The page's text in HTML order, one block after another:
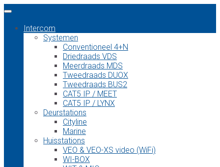
Intercom
Systemen
Conventioneel 4+N
Driedraads VDS
Meerdraads MDS
Tweedraads DUOX
Tweedraads BUS2
CAT5 IP / MEET
CAT5 IP / LYNX
Deurstations
Cityline
Marine
Huisstations
VEO & VEO-XS video (WiFi)
WI-BOX